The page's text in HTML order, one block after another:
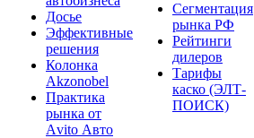
Досье
Эффективные
решения
Колонка
Akzonobel
Практика
рынка от
Аvito Авто
Сегментация
рынка РФ
Рейтинги
дилеров
Тарифы
каско (ЭЛТ-
ПОИСК)